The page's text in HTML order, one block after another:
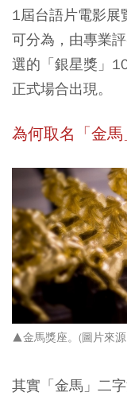
1屆台語片電影展
可分為，由專業
選的「銀星獎」
正式場合出現。
為何取名「金
▲金馬獎座。 (圖片來源
其實「金馬」二